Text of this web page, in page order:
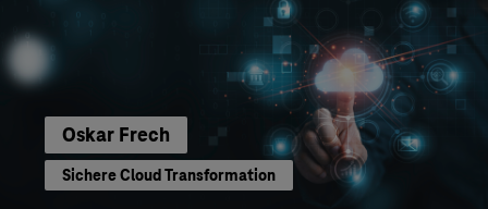
Oskar Frech
Sichere Cloud Transformation